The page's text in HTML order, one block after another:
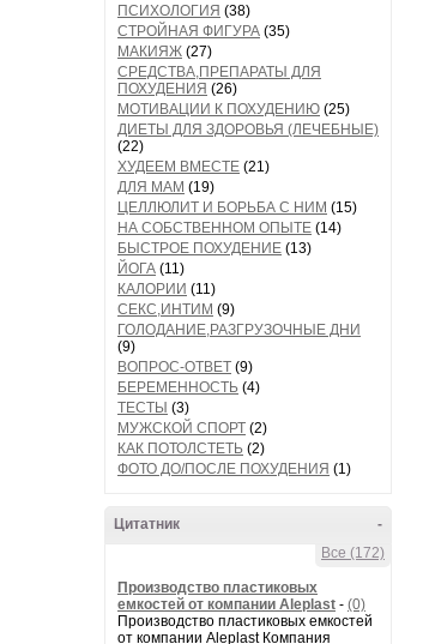
ПСИХОЛОГИЯ (38)
СТРОЙНАЯ ФИГУРА (35)
МАКИЯЖ (27)
СРЕДСТВА,ПРЕПАРАТЫ ДЛЯ
ПОХУДЕНИЯ (26)
МОТИВАЦИИ К ПОХУДЕНИЮ (25)
ДИЕТЫ ДЛЯ ЗДОРОВЬЯ (ЛЕЧЕБНЫЕ)
(22)
ХУДЕЕМ ВМЕСТЕ (21)
ДЛЯ МАМ (19)
ЦЕЛЛЮЛИТ И БОРЬБА С НИМ (15)
НА СОБСТВЕННОМ ОПЫТЕ (14)
БЫСТРОЕ ПОХУДЕНИЕ (13)
ЙОГА (11)
КАЛОРИИ (11)
СЕКС,ИНТИМ (9)
ГОЛОДАНИЕ,РАЗГРУЗОЧНЫЕ ДНИ
(9)
ВОПРОС-ОТВЕТ (9)
БЕРЕМЕННОСТЬ (4)
ТЕСТЫ (3)
МУЖСКОЙ СПОРТ (2)
КАК ПОТОЛСТЕТЬ (2)
ФОТО ДО/ПОСЛЕ ПОХУДЕНИЯ (1)
-
Цитатник
Все (172)
Производство пластиковых
емкостей от компании Aleplast - (0)
Производство пластиковых емкостей
от компании Aleplast Компания